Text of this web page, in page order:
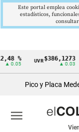
Cintillo
económicos
Colombia
%
0.05
UVR$386,1273
▲ 0.03
Pico y Placa
menu
Este portal emplea
estadísticos,